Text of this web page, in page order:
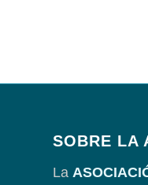
SOBRE LA
La